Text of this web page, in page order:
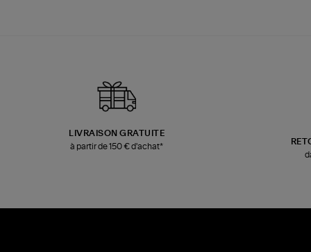
LIVRAISON GRATUITE
à partir de 150 € d'achat*